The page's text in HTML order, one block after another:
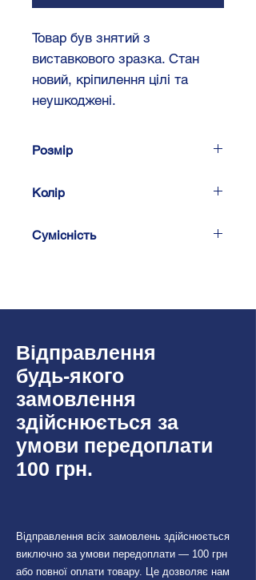
Товар був знятий з
виставкового зразка. Стан
новий, кріпилення цілі та
неушкоджені.
Розмір
Колір
Сумісність
Відправлення
будь-якого
замовлення
здійснюється за
умови передоплати
100 грн.
Відправлення всіх замовлень здійснюється
виключно за умови передоплати — 100 грн
або повної оплати товару. Це дозволяє нам